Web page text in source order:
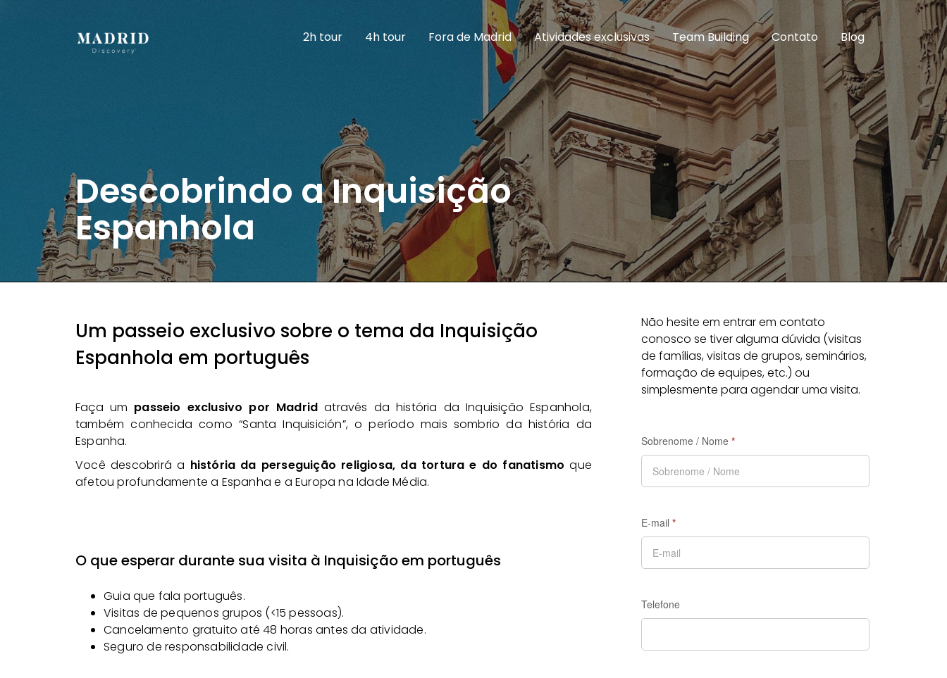
2h tour 4h tour Fora de Madrid Atividades exclusivas Team Building Contato Blog
Descobrindo a Inquisição
Espanhola
Um passeio exclusivo sobre o tema da Inquisição
Espanhola em português
Faça um passeio exclusivo por Madrid através da história da Inquisição Espanhola,
também conhecida como “Santa Inquisición”, o período mais sombrio da história da
Espanha.
Você descobrirá a história da perseguição religiosa, da tortura e do fanatismo que
afetou profundamente a Espanha e a Europa na Idade Média.
O que esperar durante sua visita à Inquisição em português
Guia que fala português.
Visitas de pequenos grupos (<15 pessoas).
Cancelamento gratuito até 48 horas antes da atividade.
Seguro de responsabilidade civil.
Não hesite em entrar em contato
conosco se tiver alguma dúvida (visitas
de famílias, visitas de grupos, seminários,
formação de equipes, etc.) ou
simplesmente para agendar uma visita.
Sobrenome / Nome *
E-mail *
Telefone